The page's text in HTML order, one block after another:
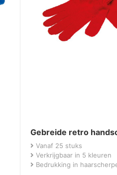
Gebreide retro
Vanaf 25 stuks
Verkrijgbaar in 5 kleuren
Bedrukking in